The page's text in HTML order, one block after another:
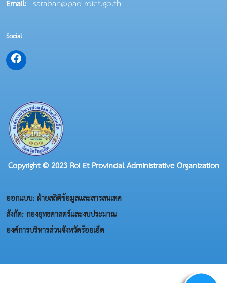
Email: saraban@pao-roiet.go.th
Social
Copyright © 2023 Roi Et Provincial Administrative Organization
ออกแบบ: ฝ่ายสถิติข้อมูลและสารสนเทศ
สังกัด: กองยุทธศาสตร์และงบประมาณ
องค์การบริหารส่วนจังหวัดร้อยเอ็ด